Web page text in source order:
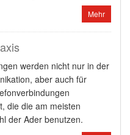
Mehr
werden nicht nur in der
aber auch für
die die am meisten
der Ader benutzen.